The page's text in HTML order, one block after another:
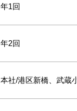
年1回
年2回
本社/港区新橋、武蔵